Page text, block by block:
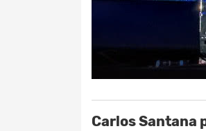
Carlos Santana